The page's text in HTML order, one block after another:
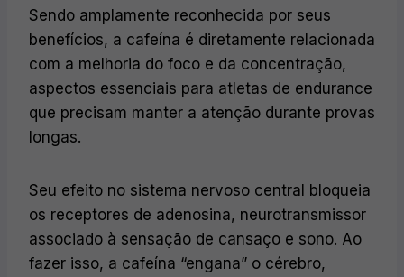
Sendo amplamente reconhecida por seus
benefícios, a cafeína é diretamente relacionada
com a melhoria do foco e da concentração,
aspectos essenciais para atletas de endurance
que precisam manter a atenção durante provas
longas.
Seu efeito no sistema nervoso central bloqueia
os receptores de adenosina, neurotransmissor
associado à sensação de cansaço e sono. Ao
fazer isso, a cafeína “engana” o cérebro,